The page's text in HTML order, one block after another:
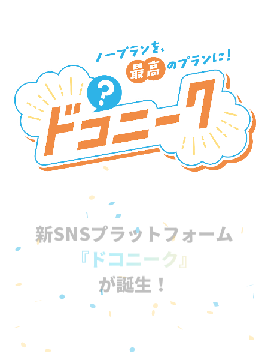
新SNSプラットフォーム
『ドコニーク』
が誕生！